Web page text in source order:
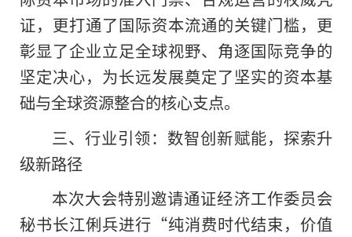
证，更打通了国际资本流通的关键门槛，更
彰显了企业立足全球视野、角逐国际竞争的
坚定决心，为长远发展奠定了坚实的资本基
础与全球资源整合的核心支点。
三、行业引领：数智创新赋能，探索升
级新路径
本次大会特别邀请通证经济工作委员会
秘书长江俐兵进行“纯消费时代结束，价值